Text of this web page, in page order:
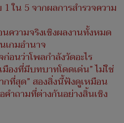
ใน 5 จากผลการสำรวจความ
ความจริงเชิงผลงานทั้งหมด
กมอำนาจ
อนว่าโพลกำลังวัดอะไร
องที่มีบทบาทโดดเด่น” ไม่ใช่
กที่สุด” สองสิ่งนี้ฟังดูเหมือน
ำถามที่ต่างกันอย่างสิ้นเชิง